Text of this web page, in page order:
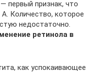
первый признак, что
А. Количество, которое
недостаточно.
ретинола в
как успокаивающее